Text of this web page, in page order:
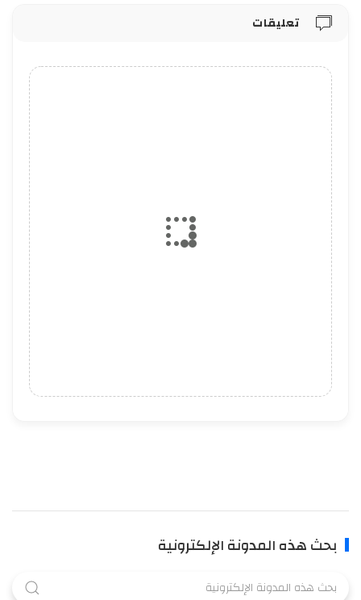
تعليقات
بحث هذه المدونة الإلكترونية